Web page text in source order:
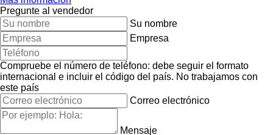
Pregunte al vendedor
Su nombre
Empresa
Compruebe el número de teléfono: debe seguir el formato
internacional e incluir el código del país. No trabajamos con
este país
Correo electrónico
Mensaje